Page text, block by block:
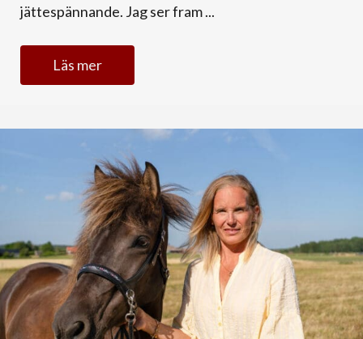
jättespännande. Jag ser fram ...
Läs mer